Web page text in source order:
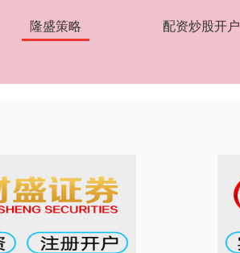
隆盛策略 配资炒股开户